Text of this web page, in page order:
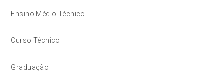
Ensino Médio Técnico
Curso Técnico
Graduação